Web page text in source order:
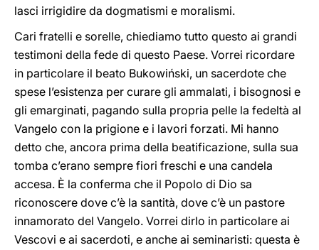
lasci irrigidire da dogmatismi e moralismi.
Cari fratelli e sorelle, chiediamo tutto questo ai grandi
testimoni della fede di questo Paese. Vorrei ricordare
in particolare il beato Bukowiński, un sacerdote che
spese l’esistenza per curare gli ammalati, i bisognosi e
gli emarginati, pagando sulla propria pelle la fedeltà al
Vangelo con la prigione e i lavori forzati. Mi hanno
detto che, ancora prima della beatificazione, sulla sua
tomba c’erano sempre fiori freschi e una candela
accesa. È la conferma che il Popolo di Dio sa
riconoscere dove c’è la santità, dove c’è un pastore
innamorato del Vangelo. Vorrei dirlo in particolare ai
Vescovi e ai sacerdoti, e anche ai seminaristi: questa è